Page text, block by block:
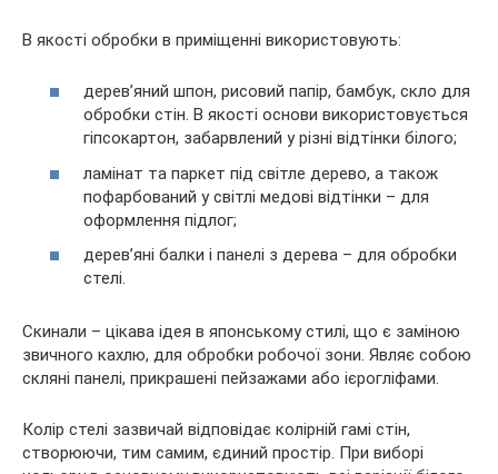
В якості обробки в приміщенні використовують:
дерев’яний шпон, рисовий папір, бамбук, скло для
обробки стін. В якості основи використовується
гіпсокартон, забарвлений у різні відтінки білого;
ламінат та паркет під світле дерево, а також
пофарбований у світлі медові відтінки – для
оформлення підлог;
дерев’яні балки і панелі з дерева – для обробки
стелі.
Скинали – цікава ідея в японському стилі, що є заміною
звичного кахлю, для обробки робочої зони. Являє собою
скляні панелі, прикрашені пейзажами або ієрогліфами.
Колір стелі зазвичай відповідає колірній гамі стін,
створюючи, тим самим, єдиний простір. При виборі